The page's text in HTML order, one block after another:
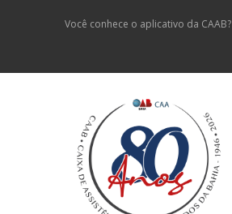
Você conhece o aplicativo da CAAB?